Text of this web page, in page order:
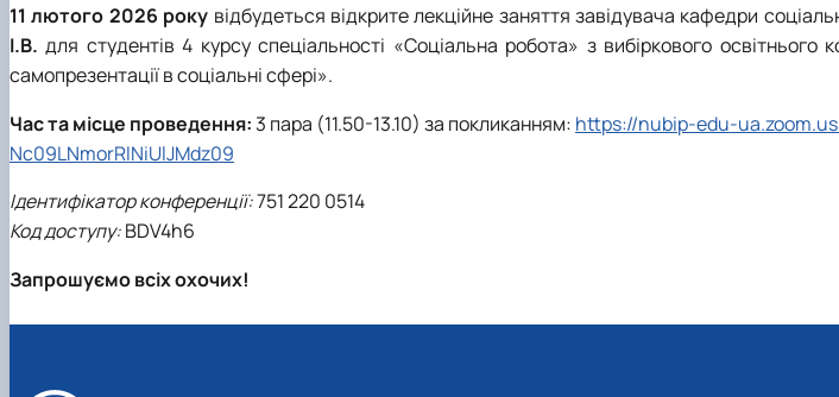
11 лютого 2026 року відбудеться відкрите лекційне заняття завідувача кафедри
І.В.для студентів 4 курсу спеціальності «Соціальна робота» з вибіркового освітнього
самопрезентації в соціальні сфері».
Час та місце проведення:3 пара (11.50-13.10) за покликанням: https://nubip-edu-
Nc09LNmorRlNiUlJMdz09
Ідентифікатор конференції:751 220 0514
Код доступу:BDV4h6
Запрошуємо всіх охочих!